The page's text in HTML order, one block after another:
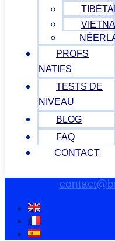
PROFS
NATIFS
TESTS DE
NIVEAU
BLOG
FAQ
CONTACT